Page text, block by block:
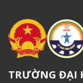
TRƯỜNG ĐẠI